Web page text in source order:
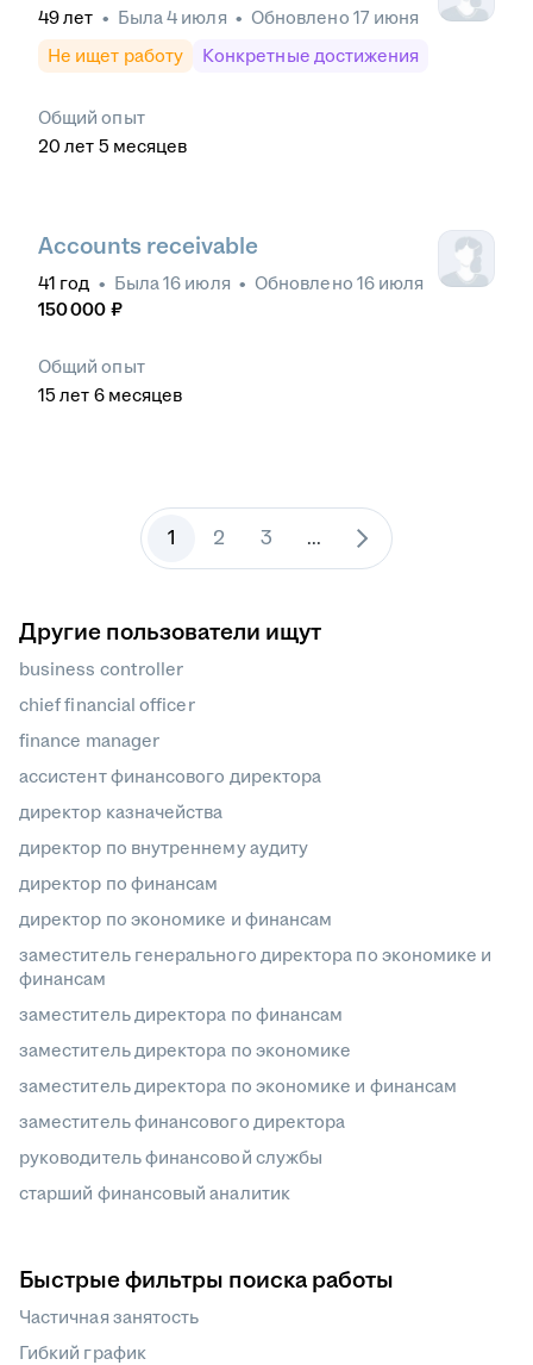
49лет • Была4 июля • Обновлено 17 июня
Не ищет работу
Конкретные достижения
Общий опыт
20 лет 5 месяцев
Accounts receivable
41 год • Была16 июля • Обновлено 16 июля
150 000 ₽
Общий опыт
15 лет 6 месяцев
1 2 3 ...
Другие пользователи ищут
business controller
chief financial officer
finance manager
ассистент финансового директора
директор казначейства
директор по внутреннему аудиту
директор по финансам
директор по экономике и финансам
заместитель генерального директора по экономике и
финансам
заместитель директора по финансам
заместитель директора по экономике
заместитель директора по экономике и финансам
заместитель финансового директора
руководитель финансовой службы
старший финансовый аналитик
Быстрые фильтры поиска работы
Частичная занятость
Гибкий график